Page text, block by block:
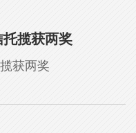
揽获两奖
获两奖